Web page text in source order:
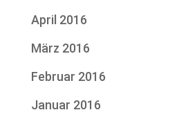
April 2016
März 2016
Februar 2016
Januar 2016